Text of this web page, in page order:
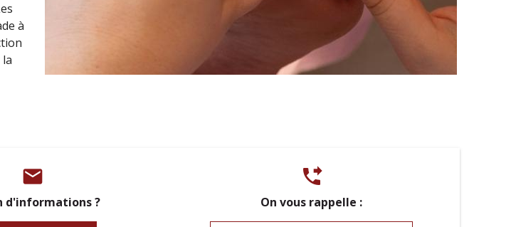
à
email
d'informations ?
phone_forwarded
On vous rappelle :